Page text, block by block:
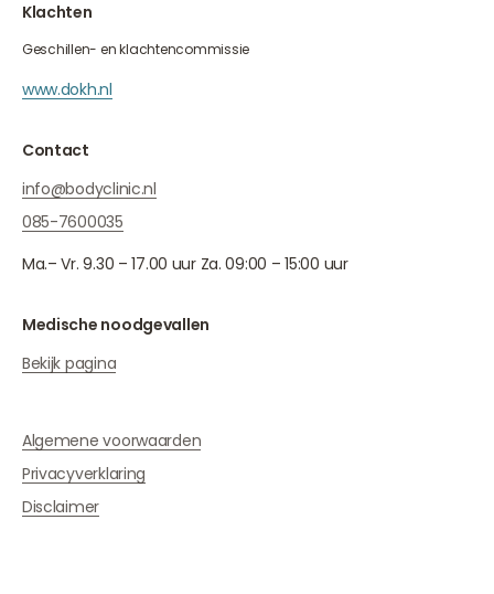
Klachten
Geschillen- en klachtencommissie
www.dokh.nl
Contact
info@bodyclinic.nl
085-7600035
Ma.– Vr. 9.30 – 17.00 uur Za. 09:00 – 15:00 uur
Medische noodgevallen
Bekijk pagina
Algemene voorwaarden
Privacyverklaring
Disclaimer